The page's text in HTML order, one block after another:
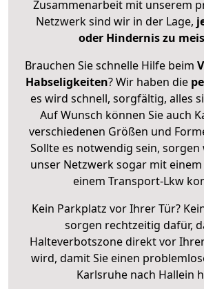
Zusammenarbeit mit unserem
Netzwerk sind wir in der Lage,
oder Hindernis zu
Brauchen Sie schnelle Hilfe beim
Habseligkeiten? Wir haben die
es wird schnell, sorgfältig, alles
Auf Wunsch können Sie auch
verschiedenen Größen und
Sollte es notwendig sein, sorgen
unser Netzwerk sogar mit
einem Transport-Lkw
Kein Parkplatz vor Ihrer Tür?
sorgen rechtzeitig dafür,
Halteverbotszone direkt vor
wird, damit Sie einen
Karlsruhe nach Hallein